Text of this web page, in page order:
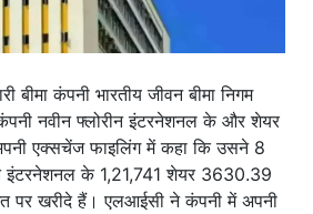
कंपनी भारतीय जीवन बीमा निगम
नवीन फ्लोरीन इंटरनेशनल के और शेयर
एक्सचेंज फाइलिंग में कहा कि उसने 8
इंटरनेशनल के 1,21,741 शेयर 3630.39
पर खरीदे हैं। एलआईसी ने कंपनी में अपनी